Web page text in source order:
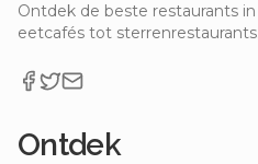
Ontdek de beste restaurants
eetcafés tot sterrenrestaurants.
Ontdek